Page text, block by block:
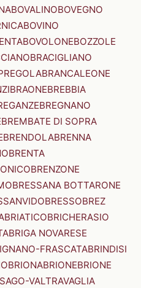
BOVALINOBOVEGNO
BOVINO
BOVOLONEBOZZOLE
BRACIGLIANO
BRANCALEONE
BRAONEBREBBIA
BREGNANO
BREMBATE DI SOPRA
BRENDOLABRENNA
BRENTA
BRENZONE
BRESSANA BOTTARONE
BRESSOBREZ
BRIATICOBRICHERASIO
BRIGA NOVARESE
FRASCATABRINDISI
BRIONABRIONEBRIONE
VALTRAVAGLIA